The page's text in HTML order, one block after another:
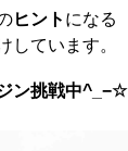
ヒント になる
しています。
ン挑戦中^_−☆